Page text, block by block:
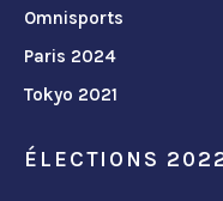
Omnisports
Paris 2024
Tokyo 2021
ÉLECTIONS